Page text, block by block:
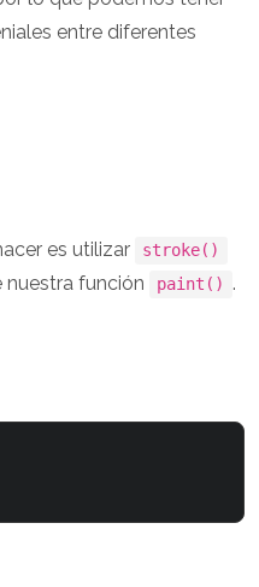
entre diferentes
es utilizar stroke()
nuestra función paint() .